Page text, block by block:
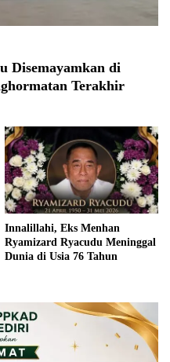
Disemayamkan di
Terakhir
Innalillahi, Eks Menhan
Ryamizard Ryacudu Meninggal
Dunia di Usia 76 Tahun